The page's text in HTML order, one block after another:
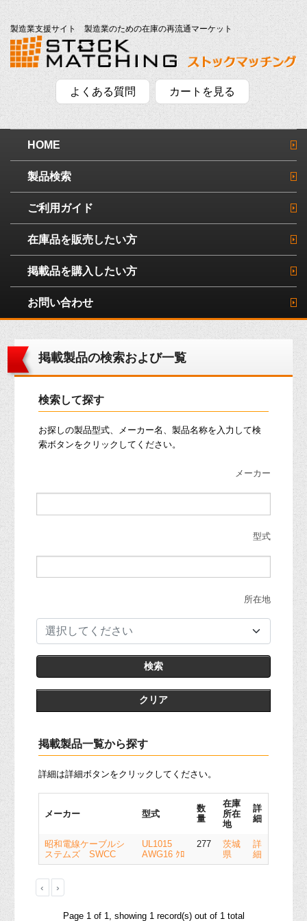
製造業支援サイト 製造業のための在庫の再流通マーケット
よくある質問 カートを見る
HOME
製品検索
ご利用ガイド
在庫品を販売したい方
掲載品を購入したい方
お問い合わせ
掲載製品の検索および一覧
検索して探す
お探しの製品型式、メーカー名、製品名称を入力して検
索ボタンをクリックしてください。
メーカー
型式
所在地
選択してください
クリア
掲載製品一覧から探す
詳細は詳細ボタンをクリックしてください。
メーカー 型式
数
量
在庫
所在
地
詳
細
昭和電線ケーブルシ
ステムズ SWCC
UL1015
AWG16 ｸﾛ
277
茨城
県
詳
細
‹ ›
Page 1 of 1, showing 1 record(s) out of 1 total